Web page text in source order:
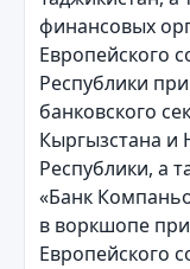
финансовых
Европейского
Республики
банковского
Кыргызстана и
Республики, а
«Банк
в воркшопе
Европейского